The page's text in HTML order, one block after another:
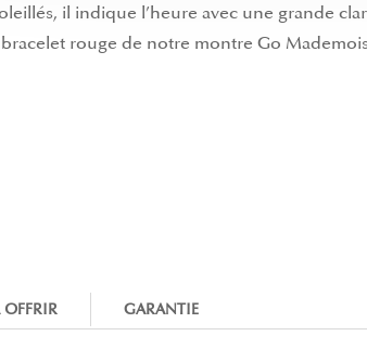
il indique l’heure avec une grande
rouge de notre montre Go
OFFRIR GARANTIE